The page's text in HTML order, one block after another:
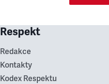
Respekt
Redakce
Kontakty
Kodex Respektu